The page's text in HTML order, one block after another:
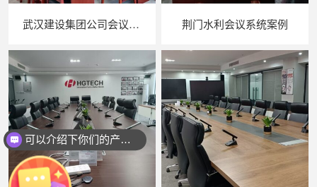
武汉建设集团公司会议音响系统 荆门水利会议系统案例
可以介绍下你们的产品么？